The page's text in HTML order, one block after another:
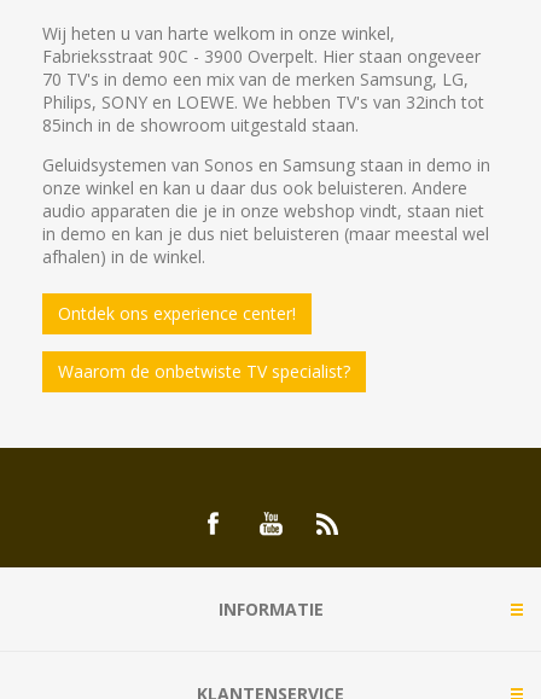
Wij heten u van harte welkom in onze winkel,
Fabrieksstraat 90C - 3900 Overpelt. Hier staan ongeveer
70 TV's in demo een mix van de merken Samsung, LG,
Philips, SONY en LOEWE. We hebben TV's van 32inch tot
85inch in de showroom uitgestald staan.
Geluidsystemen van Sonos en Samsung staan in demo in
onze winkel en kan u daar dus ook beluisteren. Andere
audio apparaten die je in onze webshop vindt, staan niet
in demo en kan je dus niet beluisteren (maar meestal wel
afhalen) in de winkel.
Ontdek ons experience center!
Waarom de onbetwiste TV specialist?
INFORMATIE
KLANTENSERVICE